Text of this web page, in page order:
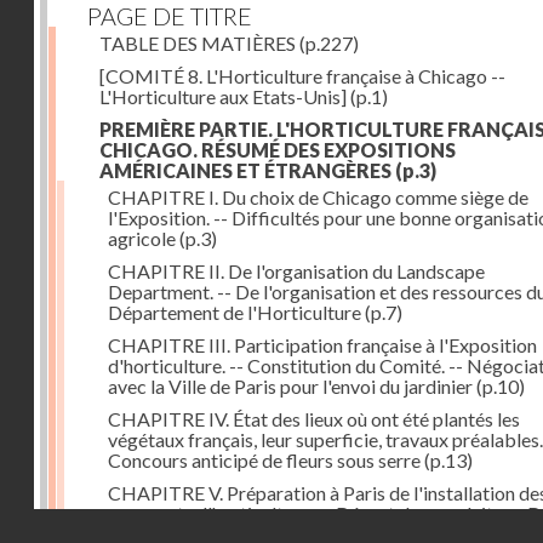
PAGE DE TITRE
TABLE DES MATIÈRES (p.227)
[COMITÉ 8. L'Horticulture française à Chicago --
L'Horticulture aux Etats-Unis](p.1)
PREMIÈRE PARTIE. L'HORTICULTURE
CHICAGO. RÉSUMÉ DES EXPOSITIONS
AMÉRICAINES ET ÉTRANGÈRES (p.3)
CHAPITRE I. Du choix de Chicago comme siège de
l'Exposition. -- Difficultés pour une bonne
agricole(p.3)
CHAPITRE II. De l'organisation du Landscape
Department. -- De l'organisation et des ressources
Département de l'Horticulture(p.7)
CHAPITRE III. Participation française à l'Exposition
d'horticulture. -- Constitution du Comité. --
avec la Ville de Paris pour l'envoi du jardinier(p.10)
CHAPITRE IV. État des lieux où ont été plantés les
végétaux français, leur superficie, travaux
Concours anticipé de fleurs sous serre(p.13)
CHAPITRE V. Préparation à Paris de l'installation
exposants d'horticulture. -- Départ des produits. --